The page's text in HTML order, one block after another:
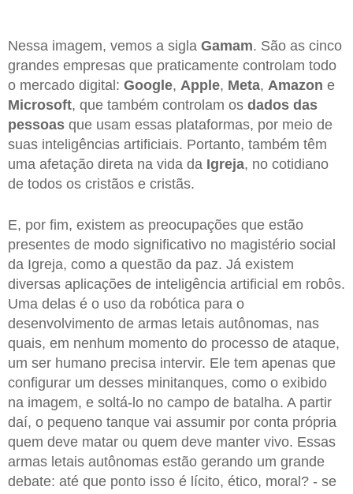
Nessa imagem, vemos a sigla Gamam. São as cinco
grandes empresas que praticamente controlam todo
o mercado digital: Google, Apple, Meta, Amazon e
Microsoft, que também controlam os dados das
pessoas que usam essas plataformas, por meio de
suas inteligências artificiais. Portanto, também têm
uma afetação direta na vida da Igreja, no cotidiano
de todos os cristãos e cristãs.
E, por fim, existem as preocupações que estão
presentes de modo significativo no magistério social
da Igreja, como a questão da paz. Já existem
diversas aplicações de inteligência artificial em robôs.
Uma delas é o uso da robótica para o
desenvolvimento de armas letais autônomas, nas
quais, em nenhum momento do processo de ataque,
um ser humano precisa intervir. Ele tem apenas que
configurar um desses minitanques, como o exibido
na imagem, e soltá-lo no campo de batalha. A partir
daí, o pequeno tanque vai assumir por conta própria
quem deve matar ou quem deve manter vivo. Essas
armas letais autônomas estão gerando um grande
debate: até que ponto isso é lícito, ético, moral? - se